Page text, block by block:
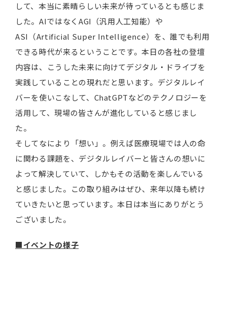
して、本当に素晴らしい未来が待っているとも感じま
した。AIではなくAGI（汎用人工知能）や
ASI（Artificial Super Intelligence）を、誰でも利用
できる時代が来るということです。本日の各社の登壇
内容は、こうした未来に向けてデジタル・ドライブを
実践していることの現れだと思います。デジタルレイ
バーを使いこなして、ChatGPTなどのテクノロジーを
活用して、現場の皆さんが進化していると感じまし
た。
そしてなにより「想い」。例えば医療現場では人の命
に関わる課題を、デジタルレイバーと皆さんの想いに
よって解決していて、しかもその活動を楽しんでいる
と感じました。この取り組みはぜひ、来年以降も続け
ていきたいと思っています。本日は本当にありがとう
ございました。
■イベントの様子